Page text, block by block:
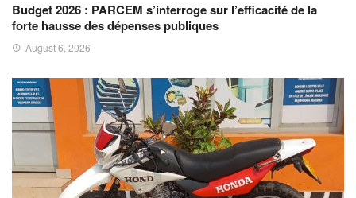
Budget 2026 : PARCEM s’interroge sur l’efficacité de la
forte hausse des dépenses publiques
August 6, 2026